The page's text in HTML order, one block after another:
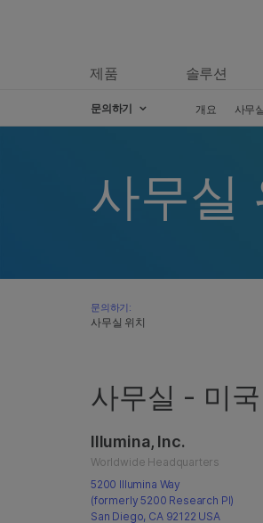
제품 솔루션
문의하기 개요 사무
사무실 위치
사무실
문의하기:
사무실 - 미국
Illumina, Inc.
Worldwide Headquarters
5200 Illumina Way
(formerly 5200 Research Pl)
San Diego, CA 92122 USA